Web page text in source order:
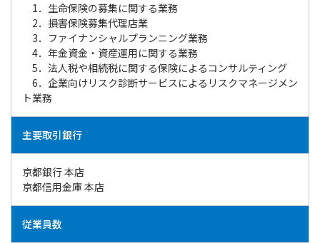
1．生命保険の募集に関する業務
2．損害保険募集代理店業
3．ファイナンシャルプランニング業務
4．年金資金・資産運用に関する業務
5．法人税や相続税に関する保険によるコンサルティング
6．企業向けリスク診断サービスによるリスクマネージメン
ト業務
主要取引銀行
京都銀行 本店
京都信用金庫 本店
従業員数